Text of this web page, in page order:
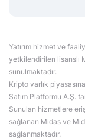
Yatırım hizmet ve
yetkilendirilen lisanslı
sunulmaktadır.
Kripto varlık
Satım Platformu A.Ş.
Sunulan hizmetlere
sağlanan Midas ve
sağlanmaktadır.